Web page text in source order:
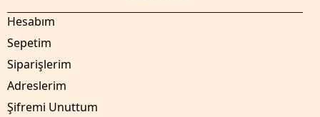
Hesabım
Sepetim
Siparişlerim
Adreslerim
Şifremi Unuttum